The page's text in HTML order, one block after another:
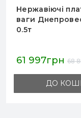
Нержавіючі
ваги
0.5т
55 787грн 61
ДО